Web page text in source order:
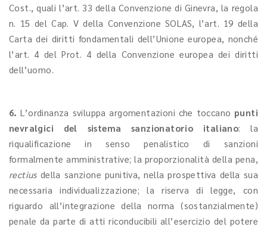
Cost., quali l’art. 33 della Convenzione di Ginevra, la regola
n. 15 del Cap. V della Convenzione SOLAS, l’art. 19 della
Carta dei diritti fondamentali dell’Unione europea, nonché
l’art. 4 del Prot. 4 della Convenzione europea dei diritti
dell’uomo.
6. L’ordinanza sviluppa argomentazioni che toccano punti
nevralgici del sistema sanzionatorio italiano: la
riqualificazione in senso penalistico di sanzioni
formalmente amministrative; la proporzionalità della pena,
rectius della sanzione punitiva, nella prospettiva della sua
necessaria individualizzazione; la riserva di legge, con
riguardo all’integrazione della norma (sostanzialmente)
penale da parte di atti riconducibili all’esercizio del potere